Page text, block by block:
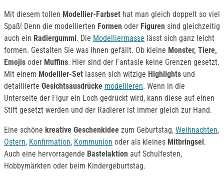
Mit diesem tollen Modellier-Farbset hat man gleich doppelt so viel
Spaß! Denn die modellierten Formen oder Figuren sind gleichzeitig
auch ein Radiergummi. Die Modelliermasse lässt sich ganz leicht
formen. Gestalten Sie was Ihnen gefällt. Ob kleine Monster, Tiere,
Emojis oder Muffins. Hier sind der Fantasie keine Grenzen gesetzt.
Mit einem Modellier-Set lassen sich witzige Highlights und
detaillierte Gesichtsausdrücke modellieren. Wenn in die
Unterseite der Figur ein Loch gedrückt wird, kann diese auf einen
Stift gesetzt werden und der Radierer ist immer gleich zur Hand.
Eine schöne kreative Geschenkidee zum Geburtstag, Weihnachten,
Ostern, Konfirmation, Kommunion oder als kleines Mitbringsel.
Auch eine hervorragende Bastelaktion auf Schulfesten,
Hobbymärkten oder beim Kindergeburtstag.